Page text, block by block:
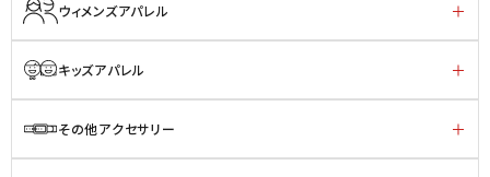
ウィメンズアパレル
キッズアパレル
その他アクセサリー